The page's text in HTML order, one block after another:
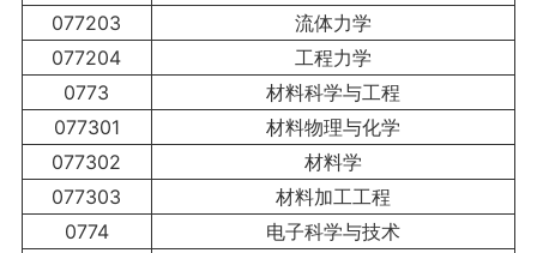
077203
流体力学
077204
工程力学
0773
材料科学与工程
077301
材料物理与化学
077302
材料学
077303
材料加工工程
0774
电子科学与技术